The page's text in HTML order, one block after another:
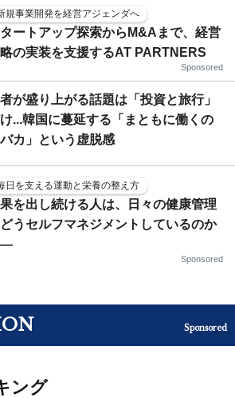
規事業開発を経営アジェンダへ
ートアップ探索からM&Aまで、経営
の実装を支援するAT PARTNERS
Sponsored
が盛り上がる話題は「投資と旅行」
...韓国に蔓延する「まともに働くの
カ」という虚脱感
日を支える運動と栄養の整え方
を出し続ける人は、日々の健康管理
うセルフマネジメントしているのか
Sponsored
Sponsored
ング